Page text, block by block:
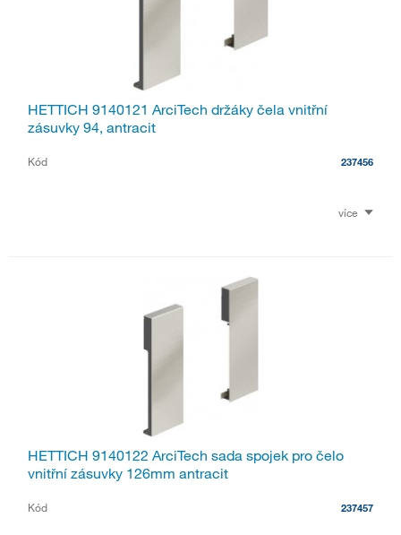
HETTICH 9140121 ArciTech držáky čela vnitřní
zásuvky 94, antracit
Kód 237456
více
HETTICH 9140122 ArciTech sada spojek pro čelo
vnitřní zásuvky 126mm antracit
Kód 237457